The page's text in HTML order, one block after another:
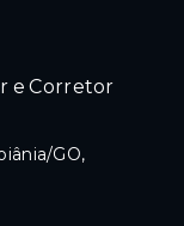
e Corretor
GO,